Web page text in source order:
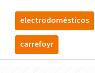
electrodomésticos
carrefoyr